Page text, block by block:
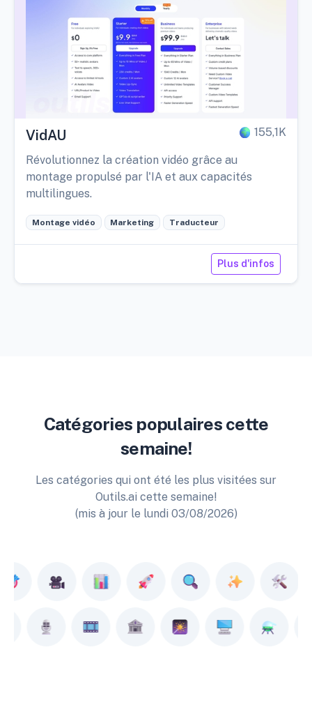
VidAU 155,1K
Révolutionnez la création vidéo grâce au
montage propulsé par l'IA et aux capacités
multilingues.
Montage vidéo Marketing Traducteur
Plus d'infos
Catégories populaires cette
semaine!
Les catégories qui ont été les plus visitées sur
Outils.ai cette semaine!
(mis à jour le lundi 03/08/2026)